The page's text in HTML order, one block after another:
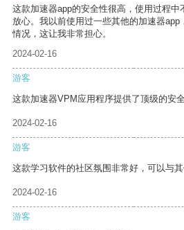
这款加速器app的安全性很高，使用过程中
放心。我以前使用过一些其他的加速器app
情况，这让我非常担心。
2024-02-16
游客
这款加速器VPM应用程序提供了顶级的安
2024-02-16
游客
这款学习软件的社区氛围非常好，可以与其
2024-02-16
游客